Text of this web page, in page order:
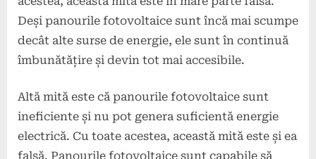
Deși panourile fotovoltaice sunt încă mai scumpe
decât alte surse de energie, ele sunt în continuă
îmbunătățire și devin tot mai accesibile.
Altă mită este că panourile fotovoltaice sunt
ineficiente și nu pot genera suficientă energie
electrică. Cu toate acestea, această mită este și ea
falsă. Panourile fotovoltaice sunt capabile să